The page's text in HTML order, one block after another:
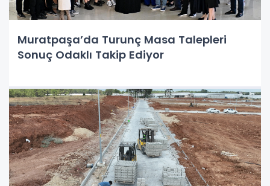
Muratpaşa’da Turunç Masa Talepleri
Sonuç Odaklı Takip Ediyor